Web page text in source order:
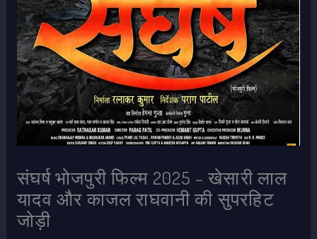
संघर्ष भोजपुरी फिल्म 2025 – खेसारी लाल
यादव और काजल राघवानी की सुपरहिट
जोड़ी